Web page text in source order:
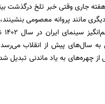
جاری وقتی خبر تلخ درگذشت
مانند پروانه معصومی
سال‌های پیش از انقلاب
از چهره‌های به یاد ماندنی